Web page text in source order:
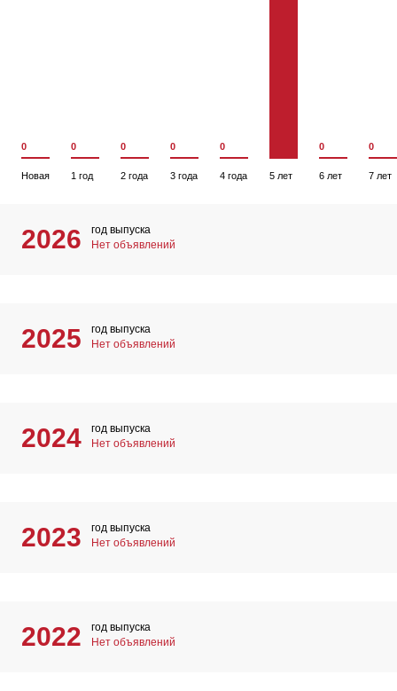
0
Новая
0
1 год
0
2 года
0
3 года
0
4 года 5 лет
0
6 лет
0
7 лет
2026
год выпуска
Нет объявлений
2025
год выпуска
Нет объявлений
2024
год выпуска
Нет объявлений
2023
год выпуска
Нет объявлений
2022
год выпуска
Нет объявлений